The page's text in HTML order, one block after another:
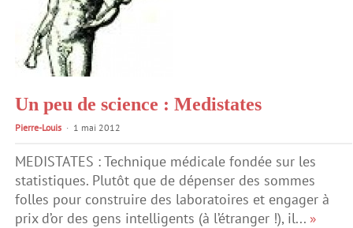
Un peu de science : Medistates
Pierre-Louis 1 mai 2012
MEDISTATES : Technique médicale fondée sur les
statistiques. Plutôt que de dépenser des sommes
folles pour construire des laboratoires et engager à
prix d’or des gens intelligents (à l’étranger !), il... »